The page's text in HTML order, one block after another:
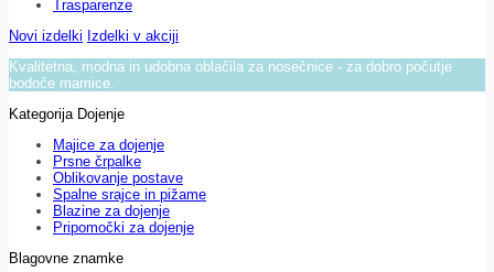
Trasparenze
Novi izdelki Izdelki v akciji
Kvalitetna, modna in udobna oblačila za nosečnice - za dobro počutje
bodoče mamice.
Kategorija Dojenje
Majice za dojenje
Prsne črpalke
Oblikovanje postave
Spalne srajce in pižame
Blazine za dojenje
Pripomočki za dojenje
Blagovne znamke